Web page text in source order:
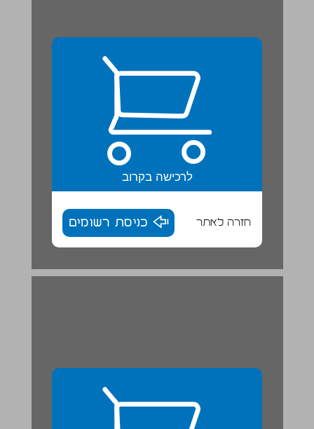
לרכישה בקרוב
חזרה לאתר כניסת רשומים